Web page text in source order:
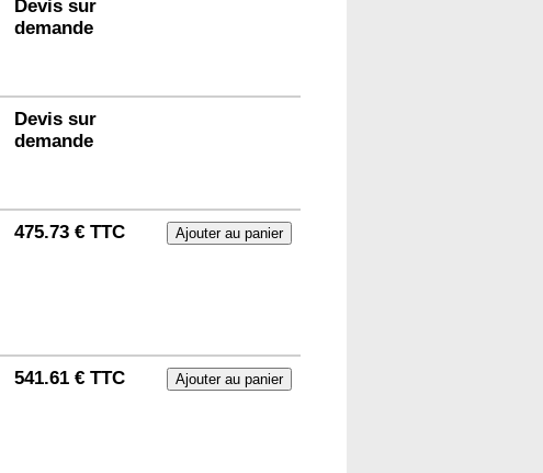
Devis sur
demande
Devis sur
demande
475.73 € TTC
541.61 € TTC